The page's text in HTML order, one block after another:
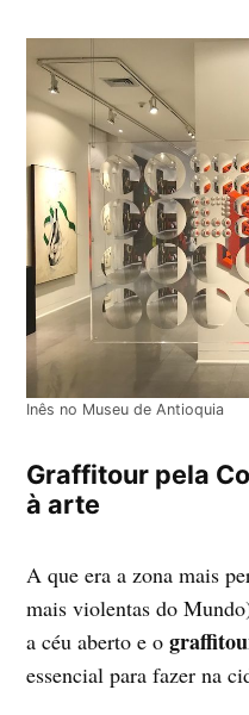
Inês no Museu de Antioquia
Graffitour pela
à arte
A que era a zona mais
mais violentas do
a céu aberto e o
essencial para fazer na